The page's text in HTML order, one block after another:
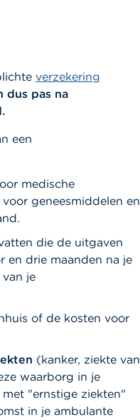
verzekering
dus pas na
een
medische
geneesmiddelen en
die de uitgaven
en drie maanden na je
je
of de kosten voor
(kanker, ziekte van
waarborg in je
"ernstige ziekten"
in je ambulante